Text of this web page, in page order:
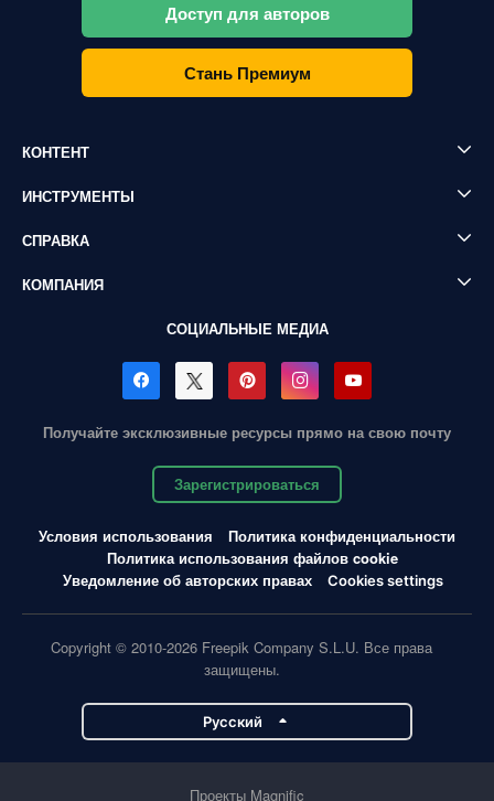
Доступ для авторов
Стань Премиум
КОНТЕНТ
ИНСТРУМЕНТЫ
СПРАВКА
КОМПАНИЯ
СОЦИАЛЬНЫЕ МЕДИА
Получайте эксклюзивные ресурсы прямо на свою почту
Зарегистрироваться
Условия использования
Политика конфиденциальности
Политика использования файлов cookie
Уведомление об авторских правах
Cookies settings
Copyright © 2010-2026 Freepik Company S.L.U. Все права
защищены.
Pусский
Проекты Magnific